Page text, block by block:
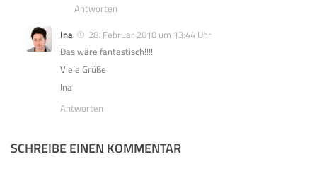
Antworten
Ina
28. Februar 2018 um 13:44 Uhr
Das wäre fantastisch!!!!
Viele Grüße
Ina
Antworten
SCHREIBE EINEN KOMMENTAR